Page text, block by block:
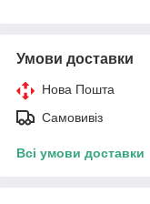
Умови доставки
Нова Пошта
Самовивіз
Всі умови доставки